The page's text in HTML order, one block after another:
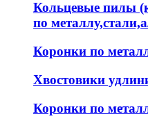
Кольцевые пилы
по
Коронки по
Хвостовики
Коронки по